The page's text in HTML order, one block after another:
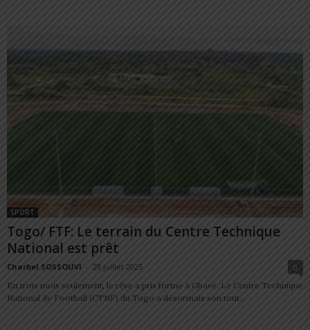
SPORT
Togo/ FTF: Le terrain du Centre Technique
National est prêt
Charbel SOSSOUVI - 29 juillet 2025
0
En trois mois seulement, le rêve a pris forme à Gbavé. Le Centre Technique
National de Football (CTNF) du Togo a désormais son tout...